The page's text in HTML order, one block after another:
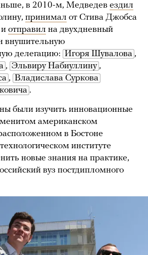
в 2010-м, Медведев ездил
принимал от Стива Джобса
отправил на двухдневный
внушительную
делегацию: Игоря Шувалова ,
, Эльвиру Набиуллину ,
, Владислава Суркова
.
были изучить инновационные
американском
в Бостоне
институте
новые знания на практике,
вуз постдипломного